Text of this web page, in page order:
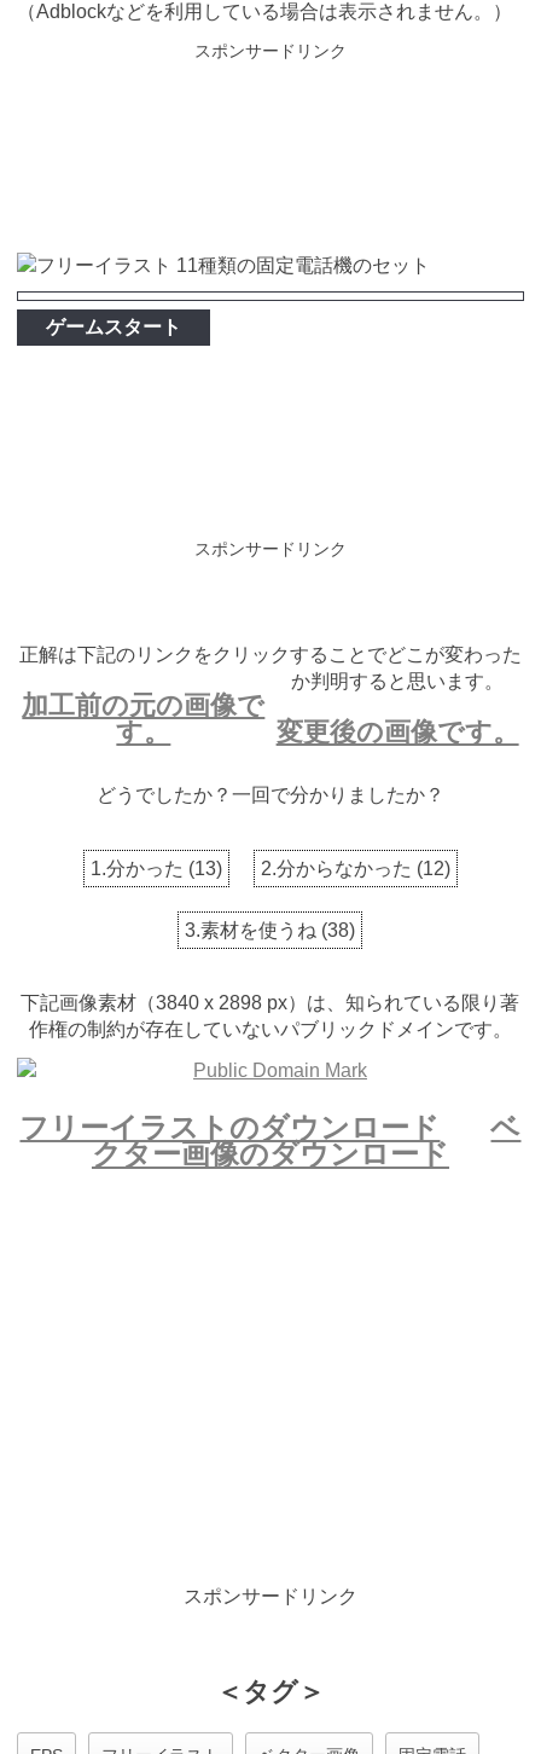
（Adblockなどを利用している場合は表示されません。）
スポンサードリンク
ゲームスタート
スポンサードリンク
正解は下記のリンクをクリックすることでどこが変わった
か判明すると思います。
加工前の元の画像で
す。
変更後の画像です。
どうでしたか？一回で分かりましたか？
1.分かった (13) 2.分からなかった (12)
3.素材を使うね (38)
下記画像素材（3840 x 2898 px）は、知られている限り著
作権の制約が存在していないパブリックドメインです。
フリーイラストのダウンロード
ベ
クター画像のダウンロード
スポンサードリンク
＜タグ＞